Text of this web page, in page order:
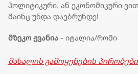
პოლიტიკური, ან ეკონომიკური
მაინც უნდა დავბრუნდე!
მზეკო ჟვანია - იტალია/რომი
მასალის გამოყენების პირობები